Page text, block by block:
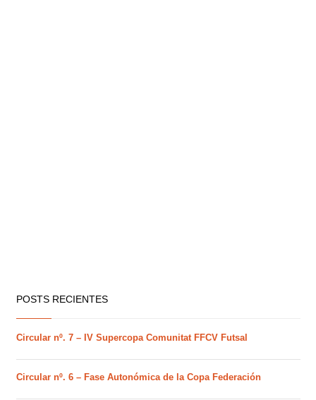
POSTS RECIENTES
Circular nº. 7 – IV Supercopa Comunitat FFCV Futsal
Circular nº. 6 – Fase Autonómica de la Copa Federación